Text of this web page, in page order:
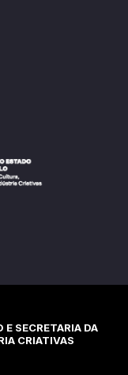
E SECRETARIA DA
CRIATIVAS